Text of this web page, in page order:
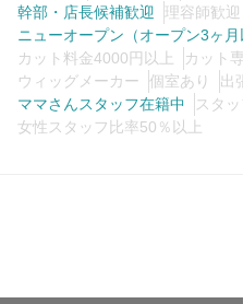
幹部・店長候補歓迎
理容師歓迎
ニューオープン（オープン3ヶ月
カット料金4000円以上
カット
ウィッグメーカー
個室あり 出
ママさんスタッフ在籍中
スタ
女性スタッフ比率50％以上